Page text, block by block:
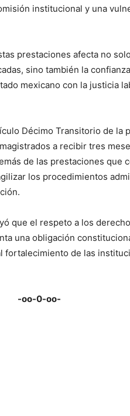
institucional y una
prestaciones afecta no
sino también la
mexicano con la justicia
Décimo Transitorio de la
a recibir tres
de las prestaciones que
los procedimientos
que el respeto a los
una obligación
fortalecimiento de las
-oo-0-oo-